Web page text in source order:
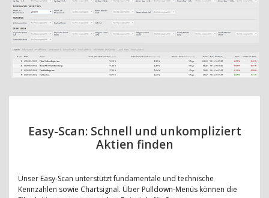
Easy-Scan: Schnell und unkompliziert
Aktien finden
Unser Easy-Scan unterstützt fundamentale und technische
Kennzahlen sowie Chartsignal. Über Pulldown-Menüs können die